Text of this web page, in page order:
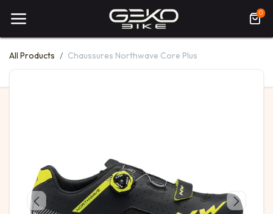
0
All Products Chaussures Northwave Core Plus